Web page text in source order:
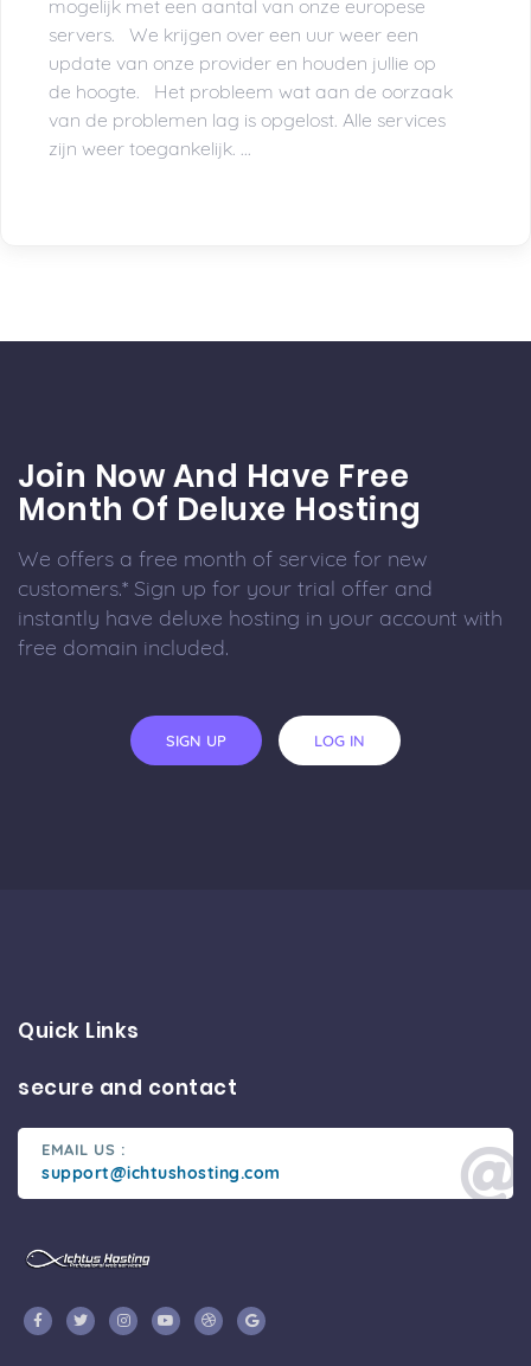
mogelijk met een aantal van onze europese
servers. We krijgen over een uur weer een
update van onze provider en houden jullie op
de hoogte. Het probleem wat aan de oorzaak
van de problemen lag is opgelost. Alle services
zijn weer toegankelijk. ...
Join Now And Have Free
Month Of Deluxe Hosting
We offers a free month of service for new
customers.* Sign up for your trial offer and
instantly have deluxe hosting in your account with
free domain included.
SIGN UP LOG IN
Quick Links
secure and contact
EMAIL US :
support@ichtushosting.com